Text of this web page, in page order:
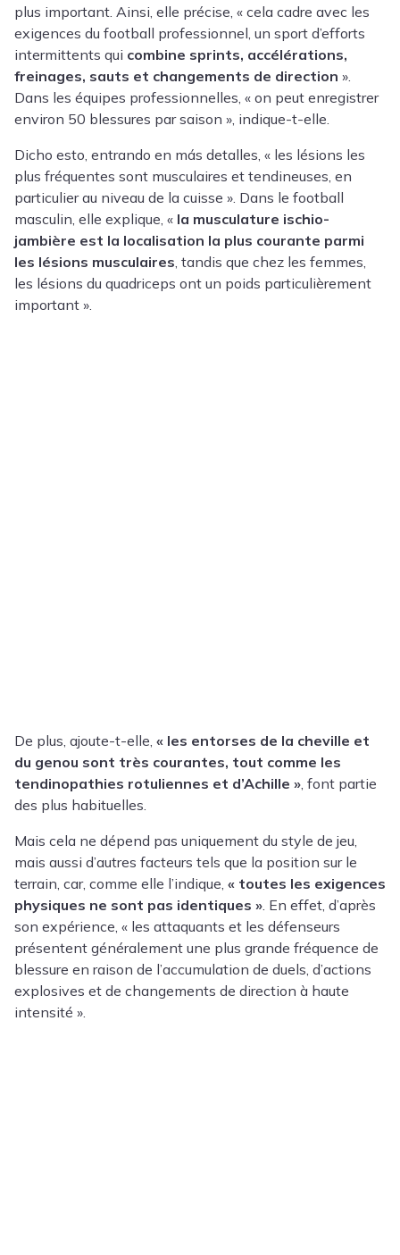
plus important. Ainsi, elle précise, « cela cadre avec les
exigences du football professionnel, un sport d’efforts
intermittents qui combine sprints, accélérations,
freinages, sauts et changements de direction ».
Dans les équipes professionnelles, « on peut enregistrer
environ 50 blessures par saison », indique-t-elle.
Dicho esto, entrando en más detalles, « les lésions les
plus fréquentes sont musculaires et tendineuses, en
particulier au niveau de la cuisse ». Dans le football
masculin, elle explique, « la musculature ischio-
jambière est la localisation la plus courante parmi
les lésions musculaires , tandis que chez les femmes,
les lésions du quadriceps ont un poids particulièrement
important ».
De plus, ajoute-t-elle, « les entorses de la cheville et
du genou sont très courantes, tout comme les
tendinopathies rotuliennes et d’Achille » , font partie
des plus habituelles.
Mais cela ne dépend pas uniquement du style de jeu,
mais aussi d’autres facteurs tels que la position sur le
terrain, car, comme elle l’indique, « toutes les exigences
physiques ne sont pas identiques » . En effet, d’après
son expérience, « les attaquants et les défenseurs
présentent généralement une plus grande fréquence de
blessure en raison de l’accumulation de duels, d’actions
explosives et de changements de direction à haute
intensité ».